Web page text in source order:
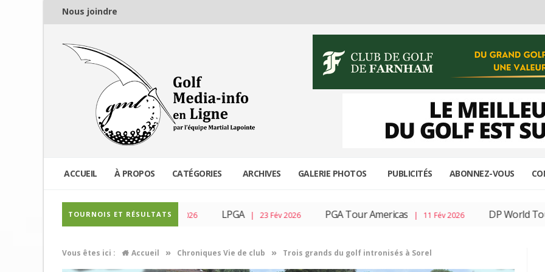
Nous joindre
ACCUEIL À PROPOS CATÉGORIES ARCHIVES GALERIE PHOTOS PUBLICITÉS ABONNEZ-VOUS
TOURNOIS ET RÉSULTATS
PGA Tour | 04 Mar 2026 LPGA | 23 Fév 2026 PGA Tour Americas| 11 Fév 2026 DP World Tour| 04
Vous êtes ici : Accueil » Chroniques Vie de club » Trois grands du golf intronisés à Sorel